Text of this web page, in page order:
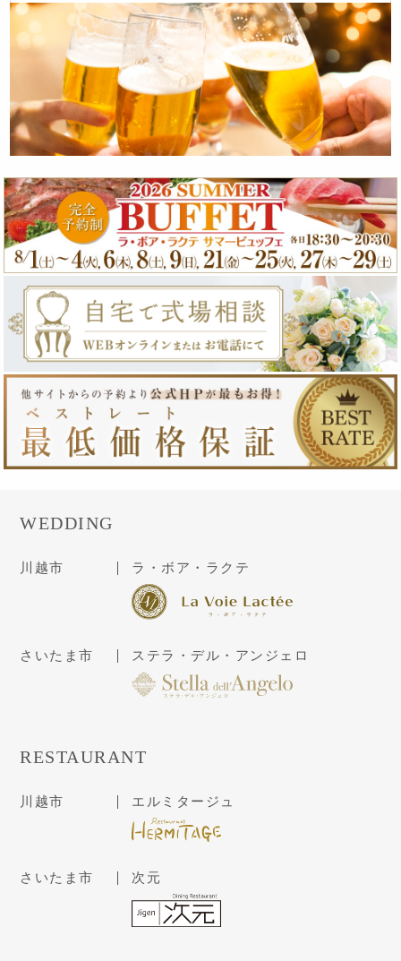
WEDDING
川越市 ラ・ボア・ラクテ
さいたま市 ステラ・デル・アンジェロ
RESTAURANT
川越市 エルミタージュ
さいたま市 次元